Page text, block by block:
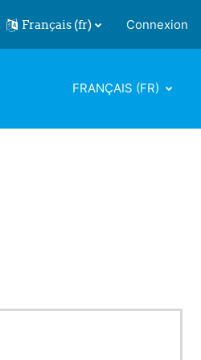
désactiver la saisie de
Français ‎(fr)‎ Connexion
FRANÇAIS ‎(FR)‎